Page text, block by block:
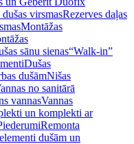
virsmasRezerves daļas
Montāžas
sānu sienas“Walk-in”
Dušas
dušāmNišas
no sanitārā
vannasVannas
un komplekti ar
Remonta
dušām un